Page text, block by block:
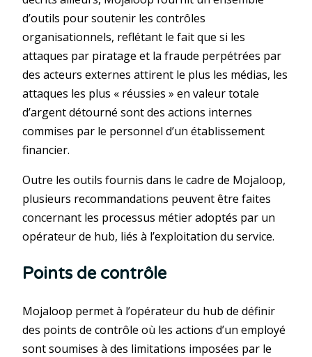
d’outils pour soutenir les contrôles
organisationnels, reflétant le fait que si les
attaques par piratage et la fraude perpétrées par
des acteurs externes attirent le plus les médias, les
attaques les plus « réussies » en valeur totale
d’argent détourné sont des actions internes
commises par le personnel d’un établissement
financier.
Outre les outils fournis dans le cadre de Mojaloop,
plusieurs recommandations peuvent être faites
concernant les processus métier adoptés par un
opérateur de hub, liés à l’exploitation du service.
Points de contrôle
Mojaloop permet à l’opérateur du hub de définir
des points de contrôle où les actions d’un employé
sont soumises à des limitations imposées par le